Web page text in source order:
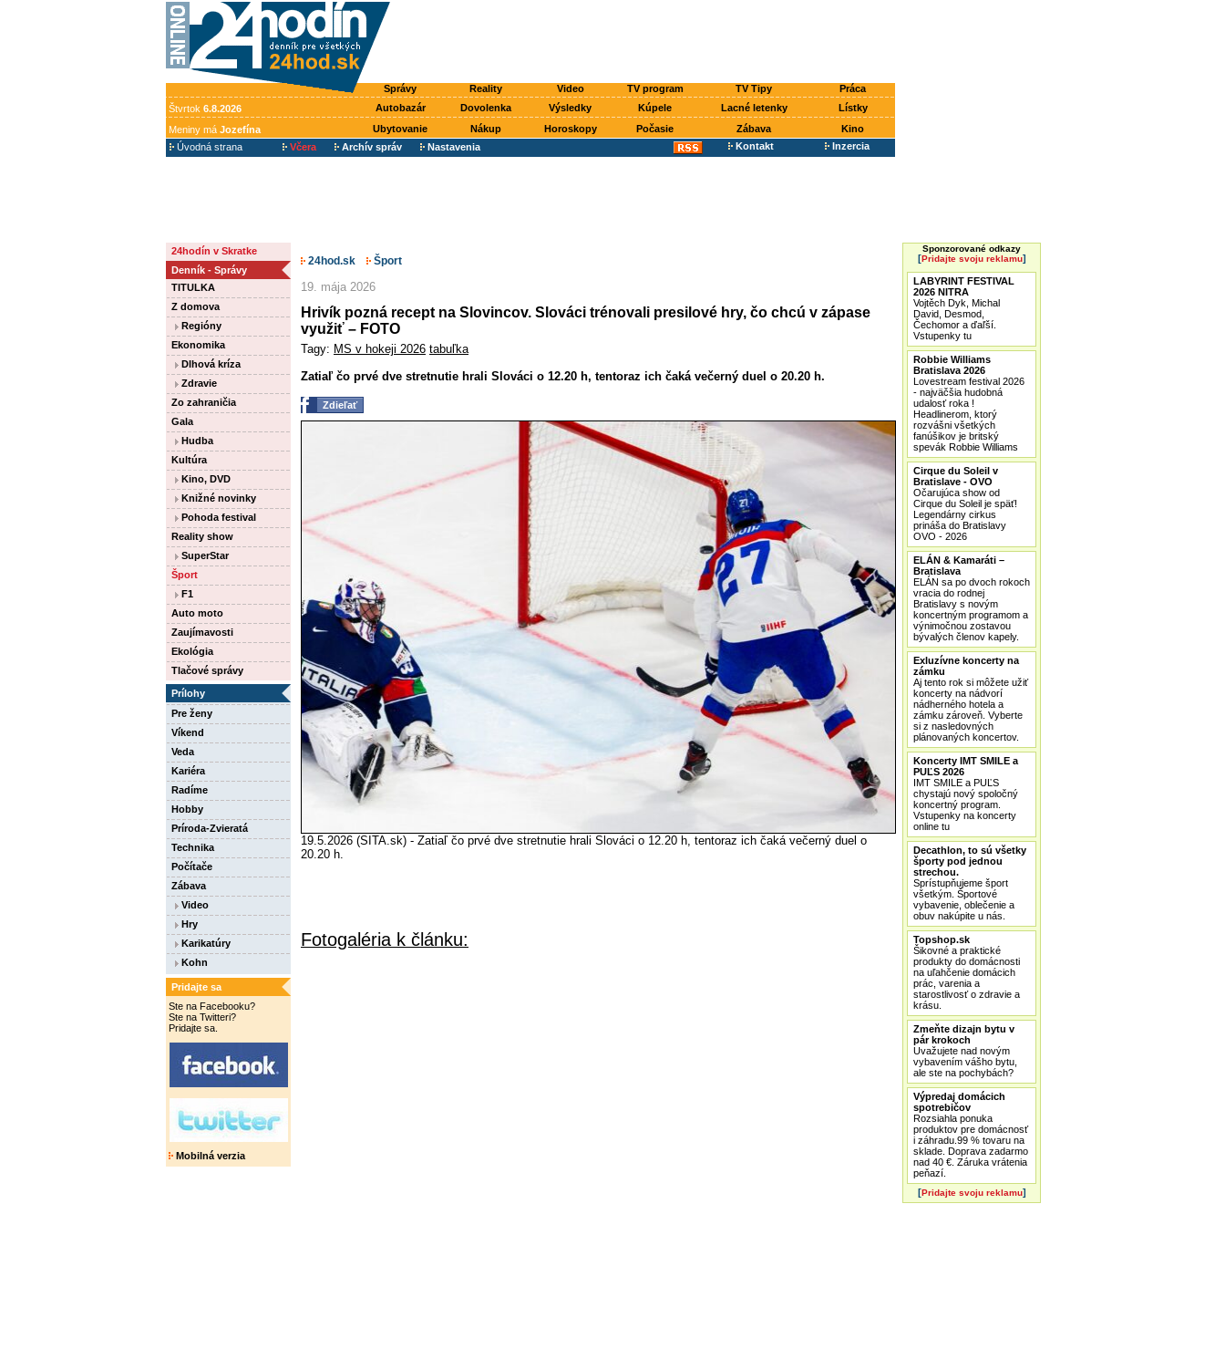
Správy Reality Video TV program TV Tipy
Práca
Štvrtok 6.8.2026 Autobazár Dovolenka Výsledky Kúpele Lacné letenky
Lístky
Meniny má Jozefína Ubytovanie Nákup Horoskopy Počasie Zábava
Kino
Úvodná strana
Včera Archív správ Nastavenia Kontakt Inzercia
24hodín v Skratke
Denník - Správy
TITULKA
Z domova
Regióny
Ekonomika
Dlhová kríza
Zdravie
Zo zahraničia
Gala
Hudba
Kultúra
Kino, DVD
Knižné novinky
Pohoda festival
Reality show
SuperStar
Šport
F1
Auto moto
Zaujímavosti
Ekológia
Tlačové správy
Prílohy
Pre ženy
Víkend
Veda
Kariéra
Radíme
Hobby
Príroda-Zvieratá
Technika
Počítače
Zábava
Video
Hry
Karikatúry
Kohn
Pridajte sa
Ste na Facebooku?
Ste na Twitteri?
Pridajte sa.
Mobilná verzia
24hod.sk Šport
19. mája 2026
Hrivík pozná recept na Slovincov. Slováci trénovali presilové hry, čo chcú v zápase
využiť – FOTO
Tagy: MS v hokeji 2026 tabuľka
Zatiaľ čo prvé dve stretnutie hrali Slováci o 12.20 h, tentoraz ich čaká večerný duel o 20.20 h.
Zdieľať
19.5.2026 (SITA.sk) - Zatiaľ čo prvé dve stretnutie hrali Slováci o 12.20 h, tentoraz ich čaká večerný duel o
20.20 h.
Fotogaléria k článku:
Sponzorované odkazy
[Pridajte svoju reklamu]
LABYRINT FESTIVAL
2026 NITRA
Vojtěch Dyk, Michal
David, Desmod,
Čechomor a ďaľší.
Vstupenky tu
Robbie Williams
Bratislava 2026
Lovestream festival 2026
- najväčšia hudobná
udalosť roka !
Headlinerom, ktorý
rozvášni všetkých
fanúšikov je britský
spevák Robbie Williams
Cirque du Soleil v
Bratislave - OVO
Očarujúca show od
Cirque du Soleil je späť!
Legendárny cirkus
prináša do Bratislavy
OVO - 2026
ELÁN & Kamaráti –
Bratislava
ELÁN sa po dvoch rokoch
vracia do rodnej
Bratislavy s novým
koncertným programom a
výnimočnou zostavou
bývalých členov kapely.
Exluzívne koncerty na
zámku
Aj tento rok si môžete užiť
koncerty na nádvorí
nádherného hotela a
zámku zároveň. Vyberte
si z nasledovných
plánovaných koncertov.
Koncerty IMT SMILE a
PUĽS 2026
IMT SMILE a PUĽS
chystajú nový spoločný
koncertný program.
Vstupenky na koncerty
online tu
Decathlon, to sú všetky
športy pod jednou
strechou.
Sprístupňujeme šport
všetkým. Športové
vybavenie, oblečenie a
obuv nakúpite u nás.
Topshop.sk
Šikovné a praktické
produkty do domácnosti
na uľahčenie domácich
prác, varenia a
starostlivosť o zdravie a
krásu.
Zmeňte dizajn bytu v
pár krokoch
Uvažujete nad novým
vybavením vášho bytu,
ale ste na pochybách?
Výpredaj domácich
spotrebičov
Rozsiahla ponuka
produktov pre domácnosť
i záhradu.99 % tovaru na
sklade. Doprava zadarmo
nad 40 €. Záruka vrátenia
peňazí.
[Pridajte svoju reklamu]